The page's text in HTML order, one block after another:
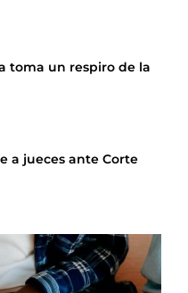
toma un respiro de la
a jueces ante Corte